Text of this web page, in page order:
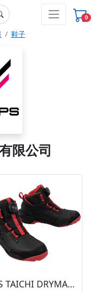
0
鞋子
限公司
RS TAICHI DRYMASTER ARROW SHOES RSS013 防水車靴【BLACK/RED】